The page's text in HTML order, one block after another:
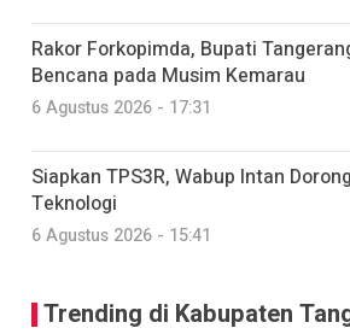
Rakor Forkopimda, Bupati
Bencana pada Musim Kemarau
6 Agustus 2026 - 17:31
Siapkan TPS3R, Wabup Intan
Teknologi
6 Agustus 2026 - 15:41
Trending di Kabupaten